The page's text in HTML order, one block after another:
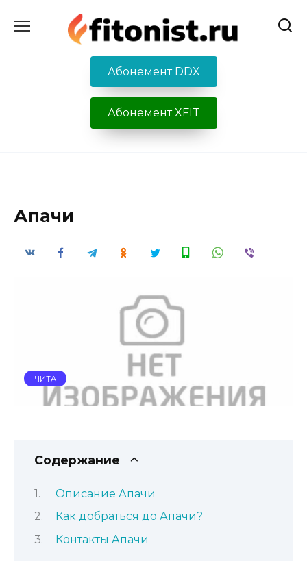
содержанию
Абонемент DDX
Абонемент XFIT
Апачи
ЧИТА
Содержание
Описание Апачи
Как добраться до Апачи?
Контакты Апачи